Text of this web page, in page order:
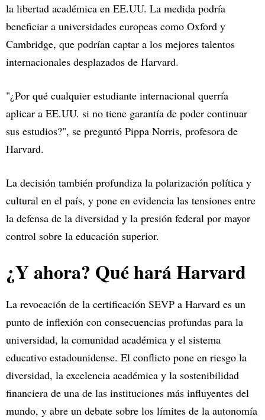
la libertad académica en EE.UU. La medida podría
beneficiar a universidades europeas como Oxford y
Cambridge, que podrían captar a los mejores talentos
internacionales desplazados de Harvard.
"¿Por qué cualquier estudiante internacional querría
aplicar a EE.UU. si no tiene garantía de poder continuar
sus estudios?", se preguntó Pippa Norris, profesora de
Harvard.
La decisión también profundiza la polarización política y
cultural en el país, y pone en evidencia las tensiones entre
la defensa de la diversidad y la presión federal por mayor
control sobre la educación superior.
¿Y ahora? Qué hará Harvard
La revocación de la certificación SEVP a Harvard es un
punto de inflexión con consecuencias profundas para la
universidad, la comunidad académica y el sistema
educativo estadounidense. El conflicto pone en riesgo la
diversidad, la excelencia académica y la sostenibilidad
financiera de una de las instituciones más influyentes del
mundo, y abre un debate sobre los límites de la autonomía